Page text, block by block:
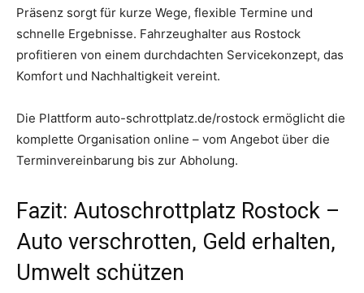
Präsenz sorgt für kurze Wege, flexible Termine und
schnelle Ergebnisse. Fahrzeughalter aus Rostock
profitieren von einem durchdachten Servicekonzept, das
Komfort und Nachhaltigkeit vereint.
Die Plattform auto-schrottplatz.de/rostock ermöglicht die
komplette Organisation online – vom Angebot über die
Terminvereinbarung bis zur Abholung.
Fazit: Autoschrottplatz Rostock –
Auto verschrotten, Geld erhalten,
Umwelt schützen